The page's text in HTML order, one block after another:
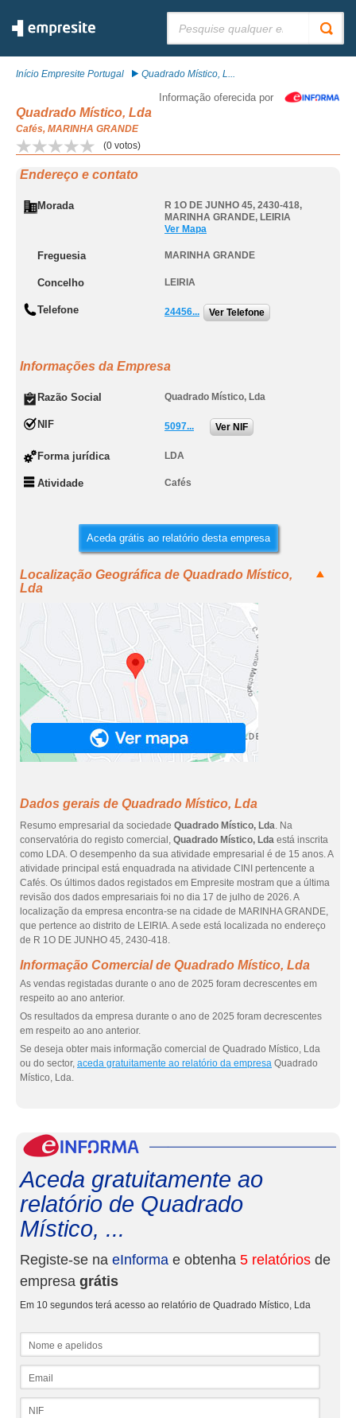
Início Empresite Portugal Quadrado Místico, L...
Informação oferecida por
Quadrado Místico, Lda
Cafés, MARINHA GRANDE
(0 votos)
Endereço e contato
Morada R 1O DE JUNHO 45, 2430-418,
MARINHA GRANDE, LEIRIA
Ver Mapa
Freguesia MARINHA GRANDE
Concelho LEIRIA
Telefone 24456... Ver Telefone
Informações da Empresa
Razão Social Quadrado Místico, Lda
NIF 5097... Ver NIF
Forma jurídica LDA
Atividade Cafés
Aceda grátis ao relatório desta empresa
Localização Geográfica de Quadrado Místico,
Lda
Dados gerais de Quadrado Místico, Lda
Resumo empresarial da sociedade Quadrado Místico, Lda. Na
conservatória do registo comercial, Quadrado Místico, Lda está inscrita
como LDA. O desempenho da sua atividade empresarial é de 15 anos. A
atividade principal está enquadrada na atividade CINI pertencente a
Cafés. Os últimos dados registados em Empresite mostram que a última
revisão dos dados empresariais foi no dia 17 de julho de 2026. A
localização da empresa encontra-se na cidade de MARINHA GRANDE,
que pertence ao distrito de LEIRIA. A sede está localizada no endereço
de R 1O DE JUNHO 45, 2430-418.
Informação Comercial de Quadrado Místico, Lda
As vendas registadas durante o ano de 2025 foram decrescentes em
respeito ao ano anterior.
Os resultados da empresa durante o ano de 2025 foram decrescentes
em respeito ao ano anterior.
Se deseja obter mais informação comercial de Quadrado Místico, Lda
ou do sector, aceda gratuitamente ao relatório da empresa Quadrado
Místico, Lda.
Aceda gratuitamente ao
relatório de Quadrado
Místico, ...
Registe-se na eInforma e obtenha 5 relatórios de
empresa grátis
Em 10 segundos terá acesso ao relatório de Quadrado Místico, Lda